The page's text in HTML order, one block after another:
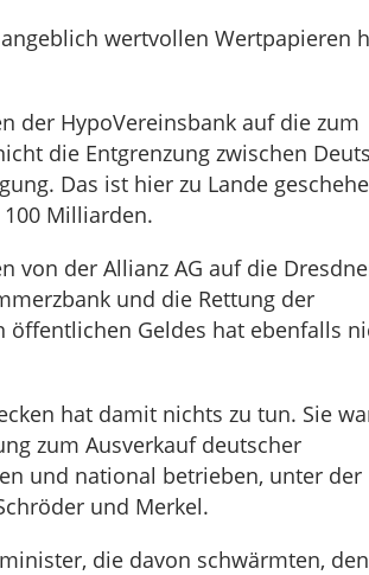
wertvollen Wertpapieren
der HypoVereinsbank auf die zum
die Entgrenzung zwischen
Das ist hier zu Lande
Milliarden.
von der Allianz AG auf die
und die Rettung der
öffentlichen Geldes hat ebenfalls
hat damit nichts zu tun. Sie
zum Ausverkauf deutscher
und national betrieben, unter der
und Merkel.
die davon schwärmten, den